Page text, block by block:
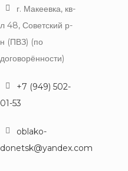
г. Макеевка, кв-
л 48, Советский р-
н (ПВЗ) (по
договорённости)
+7 (949) 502-
01-53
oblako-
donetsk@yandex.com